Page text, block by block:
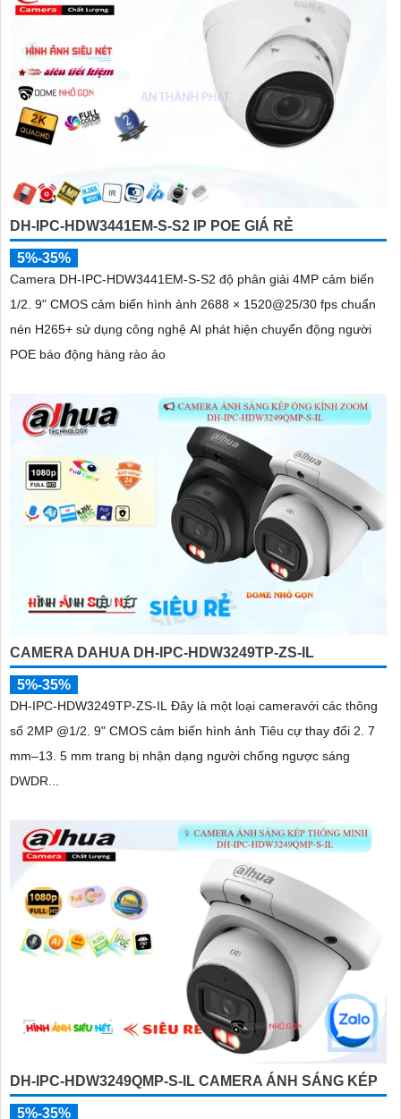
DH-IPC-HDW3441EM-S-S2 IP POE GIÁ RẺ
5%-35%
Camera DH-IPC-HDW3441EM-S-S2 độ phân giải 4MP cảm biến
1/2. 9" CMOS cảm biến hình ảnh 2688 × 1520@25/30 fps chuẩn
nén H265+ sử dụng công nghệ AI phát hiện chuyển động người
POE báo động hàng rào ảo
CAMERA DAHUA DH-IPC-HDW3249TP-ZS-IL
5%-35%
DH-IPC-HDW3249TP-ZS-IL Đây là một loại cameravới các thông
số 2MP @1/2. 9" CMOS cảm biến hình ảnh Tiêu cự thay đổi 2. 7
mm–13. 5 mm trang bị nhận dạng người chống ngược sáng
DWDR...
DH-IPC-HDW3249QMP-S-IL CAMERA ÁNH SÁNG KÉP
5%-35%